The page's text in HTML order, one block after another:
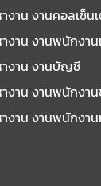
งาน งานคอลเซ็น
งาน งานพนักงา
งาน งานบัญชี
งาน งานพนักงาน
งาน งานพนักงา